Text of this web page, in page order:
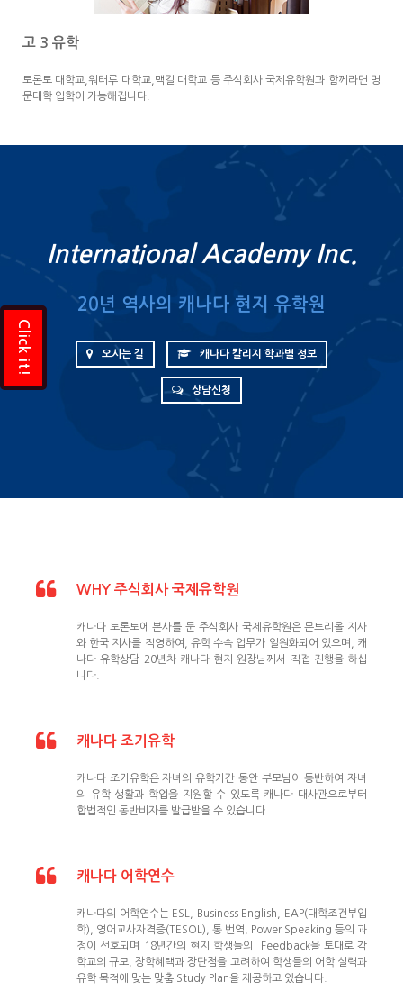
Click it!
고 3 유학
토론토 대학교,워터루 대학교,맥길 대학교 등 주식회사 국제유학원과 함께라면 명
문대학 입학이 가능해집니다.
International Academy Inc.
20년 역사의 캐나다 현지 유학원
오시는 길 캐나다 칼리지 학과별 정보
상담신청
WHY 주식회사 국제유학원
캐나다 토론토에 본사를 둔 주식회사 국제유학원은 몬트리올 지사
와 한국 지사를 직영하여, 유학 수속 업무가 일원화되어 있으며, 캐
나다 유학상담 20년차 캐나다 현지 원장님께서 직접 진행을 하십
니다.
캐나다 조기유학
캐나다 조기유학은 자녀의 유학기간 동안 부모님이 동반하여 자녀
의 유학 생활과 학업을 지원할 수 있도록 캐나다 대사관으로부터
합법적인 동반비자를 발급받을 수 있습니다.
캐나다 어학연수
캐나다의 어학연수는 ESL, Business English, EAP(대학조건부입
학), 영어교사자격증(TESOL), 통 번역, Power Speaking 등의 과
정이 선호되며 18년간의 현지 학생들의  Feedback을 토대로 각
학교의 규모, 장학혜택과 장단점을 고려하여 학생들의 어학 실력과
유학 목적에 맞는 맞춤 Study Plan을 제공하고 있습니다.